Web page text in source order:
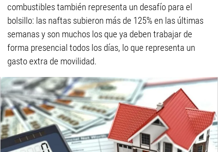
combustibles también representa un desafío para el
bolsillo: las naftas subieron más de 125% en las últimas
semanas y son muchos los que ya deben trabajar de
forma presencial todos los días, lo que representa un
gasto extra de movilidad.